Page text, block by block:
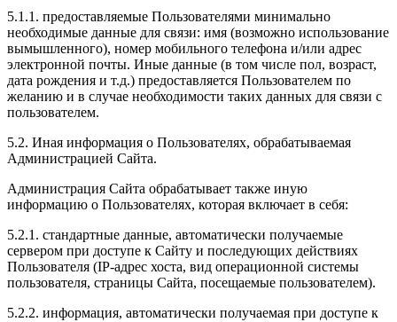
5.1.1. предоставляемые Пользователями минимально
необходимые данные для связи: имя (возможно использование
вымышленного), номер мобильного телефона и/или адрес
электронной почты. Иные данные (в том числе пол, возраст,
дата рождения и т.д.) предоставляется Пользователем по
желанию и в случае необходимости таких данных для связи с
пользователем.
5.2. Иная информация о Пользователях, обрабатываемая
Администрацией Сайта.
Администрация Сайта обрабатывает также иную
информацию о Пользователях, которая включает в себя:
5.2.1. стандартные данные, автоматически получаемые
сервером при доступе к Сайту и последующих действиях
Пользователя (IP-адрес хоста, вид операционной системы
пользователя, страницы Сайта, посещаемые пользователем).
5.2.2. информация, автоматически получаемая при доступе к